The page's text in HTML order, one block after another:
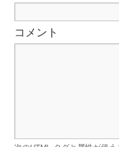
コメント